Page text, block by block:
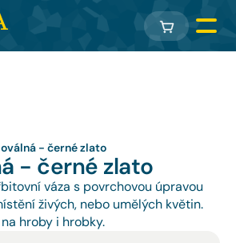
oválná - černé zlato
- černé zlato
váza s povrchovou úpravou
živých, nebo umělých květin.
hroby i hrobky.